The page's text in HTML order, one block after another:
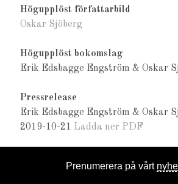
Högupplöst författarbild
Oskar Sjöberg
Högupplöst bokomslag
Erik Edsbagge Engström & Oskar
Pressrelease
Erik Edsbagge Engström & Oskar
2019-10-21 Ladda ner PDF
Prenumerera på vårt